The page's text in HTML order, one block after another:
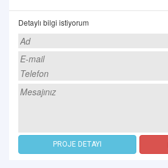
Detaylı bilgi istiyorum
PROJE DETAYI